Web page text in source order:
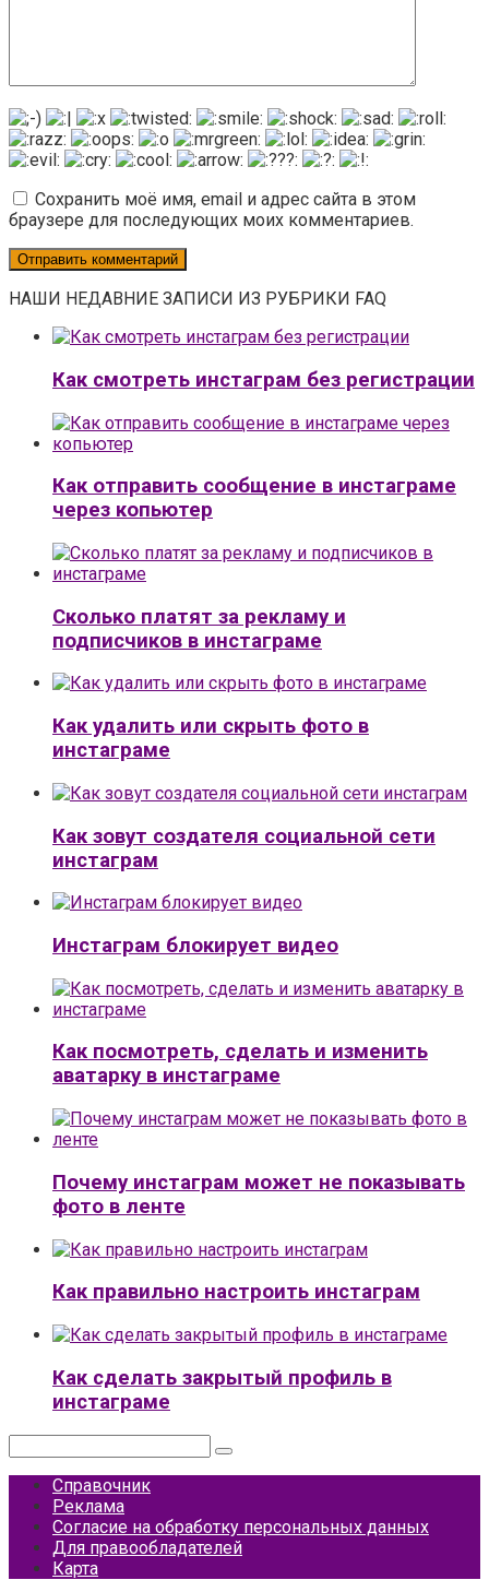
Сохранить моё имя, email и адрес сайта в этом
браузере для последующих моих комментариев.
НАШИ НЕДАВНИЕ ЗАПИСИ ИЗ РУБРИКИ FAQ
Как смотреть инстаграм без регистрации
Как отправить сообщение в инстаграме
через копьютер
Сколько платят за рекламу и
подписчиков в инстаграме
Как удалить или скрыть фото в
инстаграме
Как зовут создателя социальной сети
инстаграм
Инстаграм блокирует видео
Как посмотреть, сделать и изменить
аватарку в инстаграме
Почему инстаграм может не показывать
фото в ленте
Как правильно настроить инстаграм
Как сделать закрытый профиль в
инстаграме
Справочник
Реклама
Согласие на обработку персональных данных
Для правообладателей
Карта